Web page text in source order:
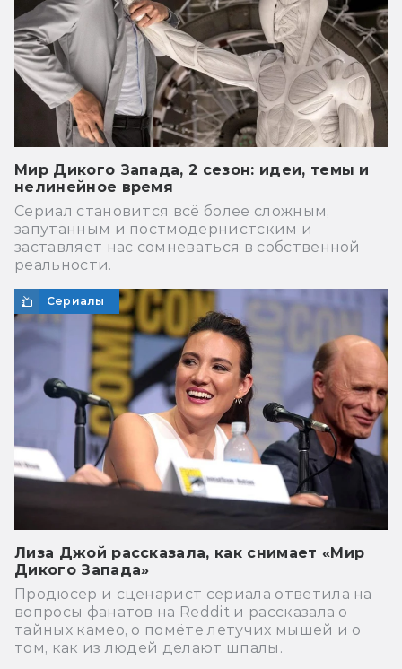
Мир Дикого Запада, 2 сезон: идеи, темы и
нелинейное время
Сериал становится всё более сложным,
запутанным и постмодернистским и
заставляет нас сомневаться в собственной
реальности.
Сериалы
Лиза Джой рассказала, как снимает «Мир
Дикого Запада»
Продюсер и сценарист сериала ответила на
вопросы фанатов на Reddit и рассказала о
тайных камео, о помёте летучих мышей и о
том, как из людей делают шпалы.